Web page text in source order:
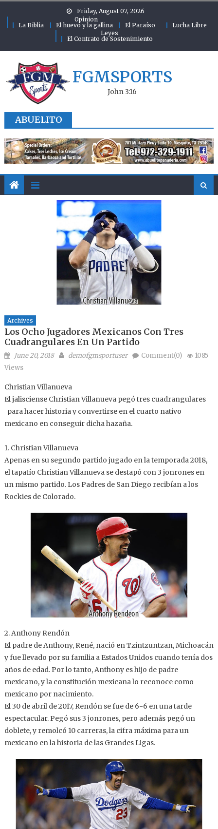
Friday, August 07, 2026
Opinion
La Biblia
El huevo y la gallina El Paraíso
Lucha Libre
Leyes
El Contrato de Sostenimiento
FGMSPORTS
John 3:16
ABUELITO
Archives
Los Ocho Jugadores Mexicanos Con Tres
Cuadrangulares En Un Partido
Posted on
June 20, 2018 Author
demofgmsportuser Comment(0)
1085
Views
Christian Villanueva
El jalisciense Christian Villanueva pegó tres cuadrangulares
para hacer historia y convertirse en el cuarto nativo
mexicano en conseguir dicha hazaña.
1. Christian Villanueva
Apenas en su segundo partido jugado en la temporada 2018,
el tapatío Christian Villanueva se destapó con 3 jonrones en
un mismo partido. Los Padres de San Diego recibían a los
Rockies de Colorado.
2. Anthony Rendón
El padre de Anthony, René, nació en Tzintzuntzan, Michoacán
y fue llevado por su familia a Estados Unidos cuando tenía dos
años de edad. Por lo tanto, Anthony es hijo de padre
mexicano, y la constitución mexicana lo reconoce como
mexicano por nacimiento.
El 30 de abril de 2017, Rendón se fue de 6-6 en una tarde
espectacular. Pegó sus 3 jonrones, pero además pegó un
doblete, y remolcó 10 carreras, la cifra máxima para un
mexicano en la historia de las Grandes Ligas.